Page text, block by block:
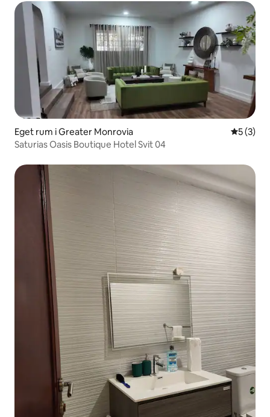
Eget rum i Greater Monrovia 5 av 5 i
5 (3)
Saturias Oasis Boutique Hotel Svit 04